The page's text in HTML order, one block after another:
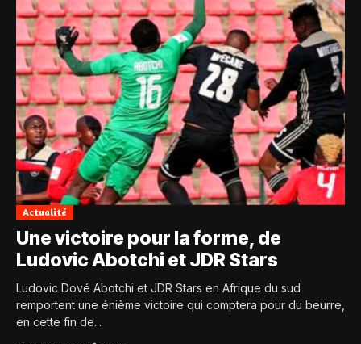
Actualité
Une victoire pour la forme, de
Ludovic Abotchi et JDR Stars
Ludovic Dové Abotchi et JDR Stars en Afrique du sud
remportent une énième victoire qui comptera pour du beurre,
en cette fin de...